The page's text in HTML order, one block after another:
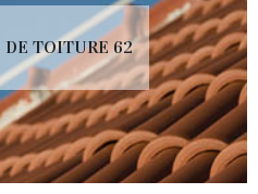
DE TOITURE 62